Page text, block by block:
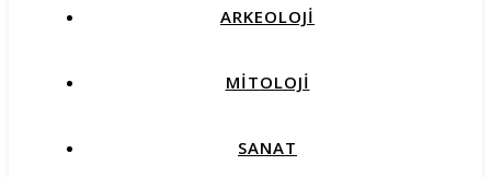
ARKEOLOJİ
MİTOLOJİ
SANAT